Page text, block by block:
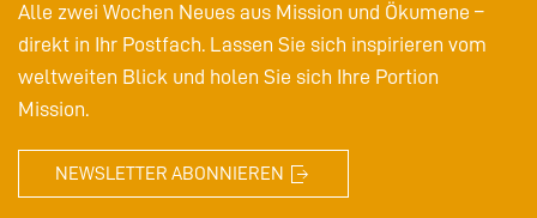
Alle zwei Wochen Neues aus Mission und Ökumene –
direkt in Ihr Postfach. Lassen Sie sich inspirieren vom
weltweiten Blick und holen Sie sich Ihre Portion
Mission.
NEWSLETTER ABONNIEREN